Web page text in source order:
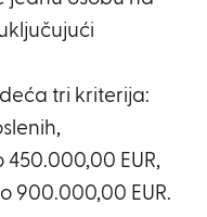
tri kriterija:
EUR,
900.000,00 EUR.